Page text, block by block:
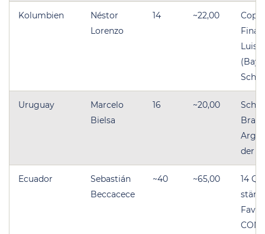
Kolumbien
Néstor
Lorenzo
14 ~22,00
Luis
Uruguay
Marcelo
Bielsa
16 ~20,00
der
Ecuador
Sebastián
Beccacece
~40 ~65,00
14